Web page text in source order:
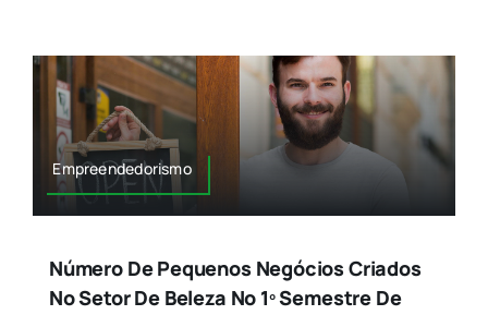
Empreendedorismo
Número De Pequenos Negócios Criados
No Setor De Beleza No 1º Semestre De